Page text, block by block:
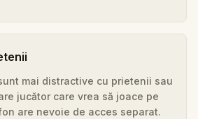
mai distractive cu prietenii sau
jucător care vrea să joace pe
are nevoie de acces separat.